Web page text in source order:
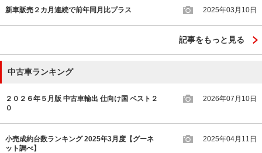
新車販売２カ月連続で前年同月比プラス 2025年03月10日
記事をもっと見る
中古車ランキング
２０２６年５月版 中古車輸出 仕向け国 ベスト２
０
2026年07月10日
小売成約台数ランキング 2025年3月度【グーネ
ット調べ】
2025年04月11日